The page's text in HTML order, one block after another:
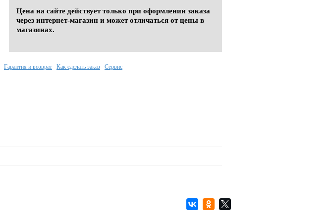
Цена на сайте действует только при оформлении заказа
через интернет-магазин и может отличаться от цены в
магазинах.
Гарантия и возврат Как сделать заказ Сервис